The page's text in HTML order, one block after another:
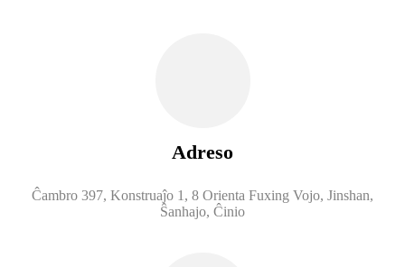
Adreso
Ĉambro 397, Konstruaĵo 1, 8 Orienta Fuxing Vojo, Jinshan,
Ŝanhajo, Ĉinio